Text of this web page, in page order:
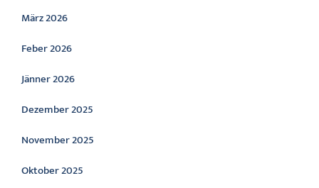
März 2026
Feber 2026
Jänner 2026
Dezember 2025
November 2025
Oktober 2025